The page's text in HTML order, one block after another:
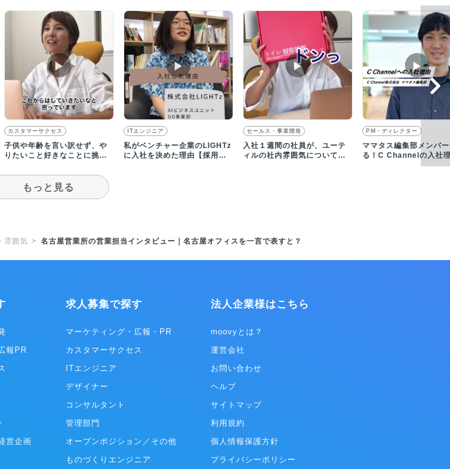
▶︎
カスタマーサクセス
子供や年齢を言い訳せず、や
りたいこと好きなことに挑戦
ー
▶︎
ITエンジニア
私がベンチャー企業のLIGHTz
に入社を決めた理由【採用動
▶︎
セールス・事業開発
入社１週間の社員が、ユーテ
ィルの社内雰囲気について語
▶︎
PM・ディレクター
ママタス編集部メンバ
る！C Channelの入社
もっと見る
雰囲気 名古屋営業所の営業担当インタビュー｜名古屋オフィスを一言で表すと？
報PR
営企画
求人募集で探す
マーケティング・広報・PR
カスタマーサクセス
ITエンジニア
デザイナー
コンサルタント
管理部門
オープンポジション／その他
ものづくりエンジニア
法人企業様はこちら
moovyとは？
運営会社
お問い合わせ
ヘルプ
サイトマップ
利用規約
個人情報保護方針
プライバシーポリシー